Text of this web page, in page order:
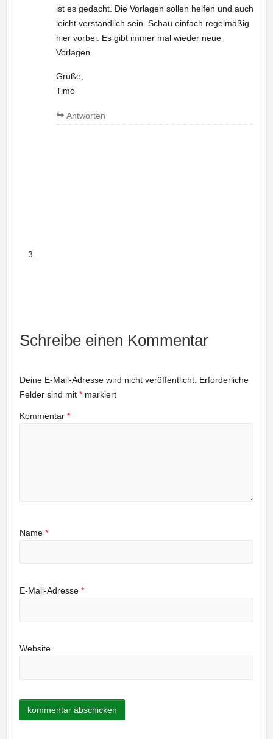
ist es gedacht. Die Vorlagen sollen helfen und auch
leicht verständlich sein. Schau einfach regelmäßig
hier vorbei. Es gibt immer mal wieder neue
Vorlagen.
Grüße,
Timo
Antworten
Schreibe einen Kommentar
Deine E-Mail-Adresse wird nicht veröffentlicht. Erforderliche
Felder sind mit *markiert
Kommentar *
Name *
E-Mail-Adresse *
Website